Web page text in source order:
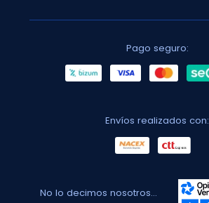
Pago seguro:
Envíos realizados con:
No lo decimos nosotros...